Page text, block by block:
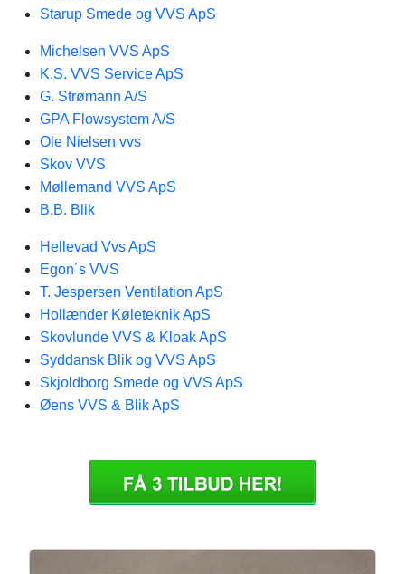
Starup Smede og VVS ApS
Michelsen VVS ApS
K.S. VVS Service ApS
G. Strømann A/S
GPA Flowsystem A/S
Ole Nielsen vvs
Skov VVS
Møllemand VVS ApS
B.B. Blik
Hellevad Vvs ApS
Egon´s VVS
T. Jespersen Ventilation ApS
Hollænder Køleteknik ApS
Skovlunde VVS & Kloak ApS
Syddansk Blik og VVS ApS
Skjoldborg Smede og VVS ApS
Øens VVS & Blik ApS